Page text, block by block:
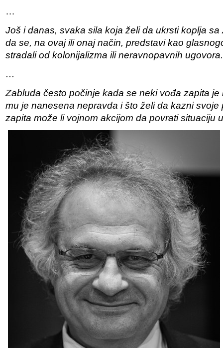
…
Još i danas, svaka sila koja želi da ukrsti koplja
da se, na ovaj ili onaj način, predstavi kao
stradali od kolonijalizma ili neravnopavnih ugovora.
…
Zabluda često počinje kada se neki vođa zapita
mu je nanesena nepravda i što želi da kazni svoje
zapita može li vojnom akcijom da povrati situaciju